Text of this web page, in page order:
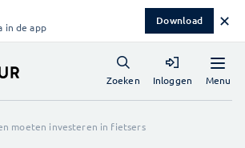
in de app Download ✕
Menu
Zoeken Inloggen
moeten investeren in fietsers